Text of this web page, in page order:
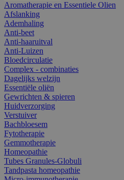
Aromatherapie en Essentiele Olien
Afslanking
Ademhaling
Anti-beet
Anti-haaruitval
Anti-Luizen
Bloedcirculatie
Complex - combinaties
Dagelijks welzijn
Essentiële oliën
Gewrichten & spieren
Huidverzorging
Verstuiver
Bachbloesem
Fytotherapie
Gemmotherapie
Homeopathie
Tubes Granules-Globuli
Tandpasta homeopathie